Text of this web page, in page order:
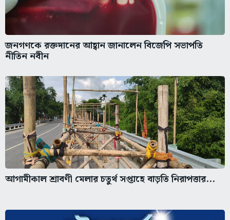
জনগণকে রক্তদানের আহ্বান জানালেন বিজেপি সভাপতি
নীতিন নবীন
আগামীকাল শ্রাবণী মেলার চতুর্থ সপ্তাহে বাড়তি নিরাপত্তার...